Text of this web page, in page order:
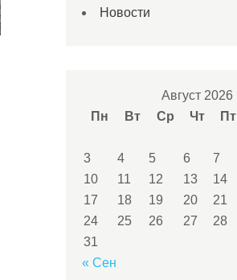
Новости
Август 2026
Пн
Вт Ср Чт Пт
3
4 5 6 7
10
11 12 13 14
17
18 19 20 21
24
25 26 27 28
31
« Сен